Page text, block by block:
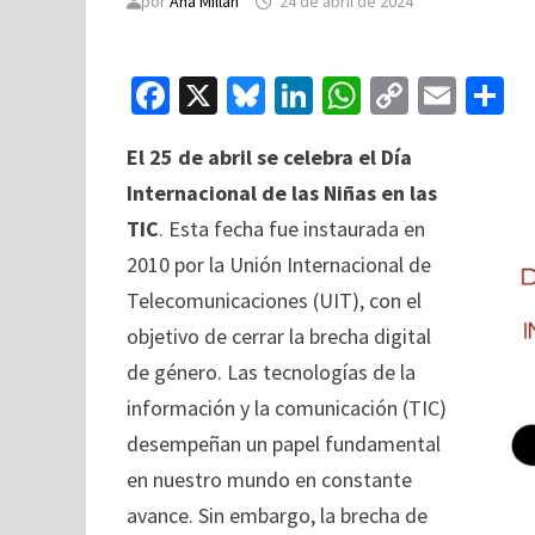
Fa
b
o
o
k
X
Bl
es
ky
Li
ke
dI
n
W
at
sA
p
p
C
p
y
Li
n
k
E
El 25 de abril se celebra el Día
Internacional de las Niñas en las
TIC. Esta fecha fue instaurada en
2010 por la Unión Internacional de
Telecomunicaciones (UIT), con el
objetivo de cerrar la brecha digital
de género. Las tecnologías de la
información y la comunicación (TIC)
desempeñan un papel fundamental
en nuestro mundo en constante
avance. Sin embargo, la brecha de